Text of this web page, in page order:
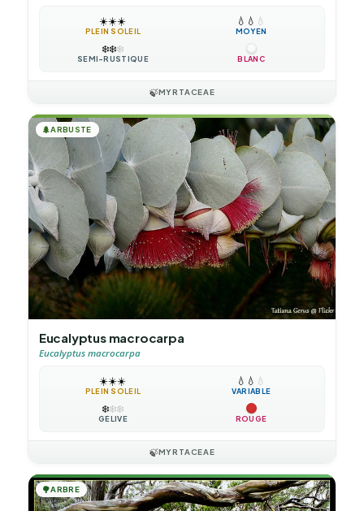
☀️☀️☀️
PLEIN SOLEIL
💧 💧 💧
MOYEN
❄️❄️❄️
SEMI-RUSTIQUE BLANC
🍃MYRTACEAE
🌲ARBUSTE
Eucalyptus macrocarpa
Eucalyptus macrocarpa
☀️☀️☀️
PLEIN SOLEIL
💧 💧 💧
VARIABLE
❄️❄️❄️
GÉLIVE ROUGE
🍃MYRTACEAE
🌳ARBRE